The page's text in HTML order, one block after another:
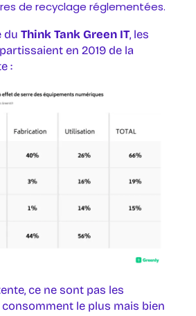
de recyclage réglementées.
du Think Tank Green IT, les
en 2019 de la
:
ce ne sont pas les
le plus mais bien